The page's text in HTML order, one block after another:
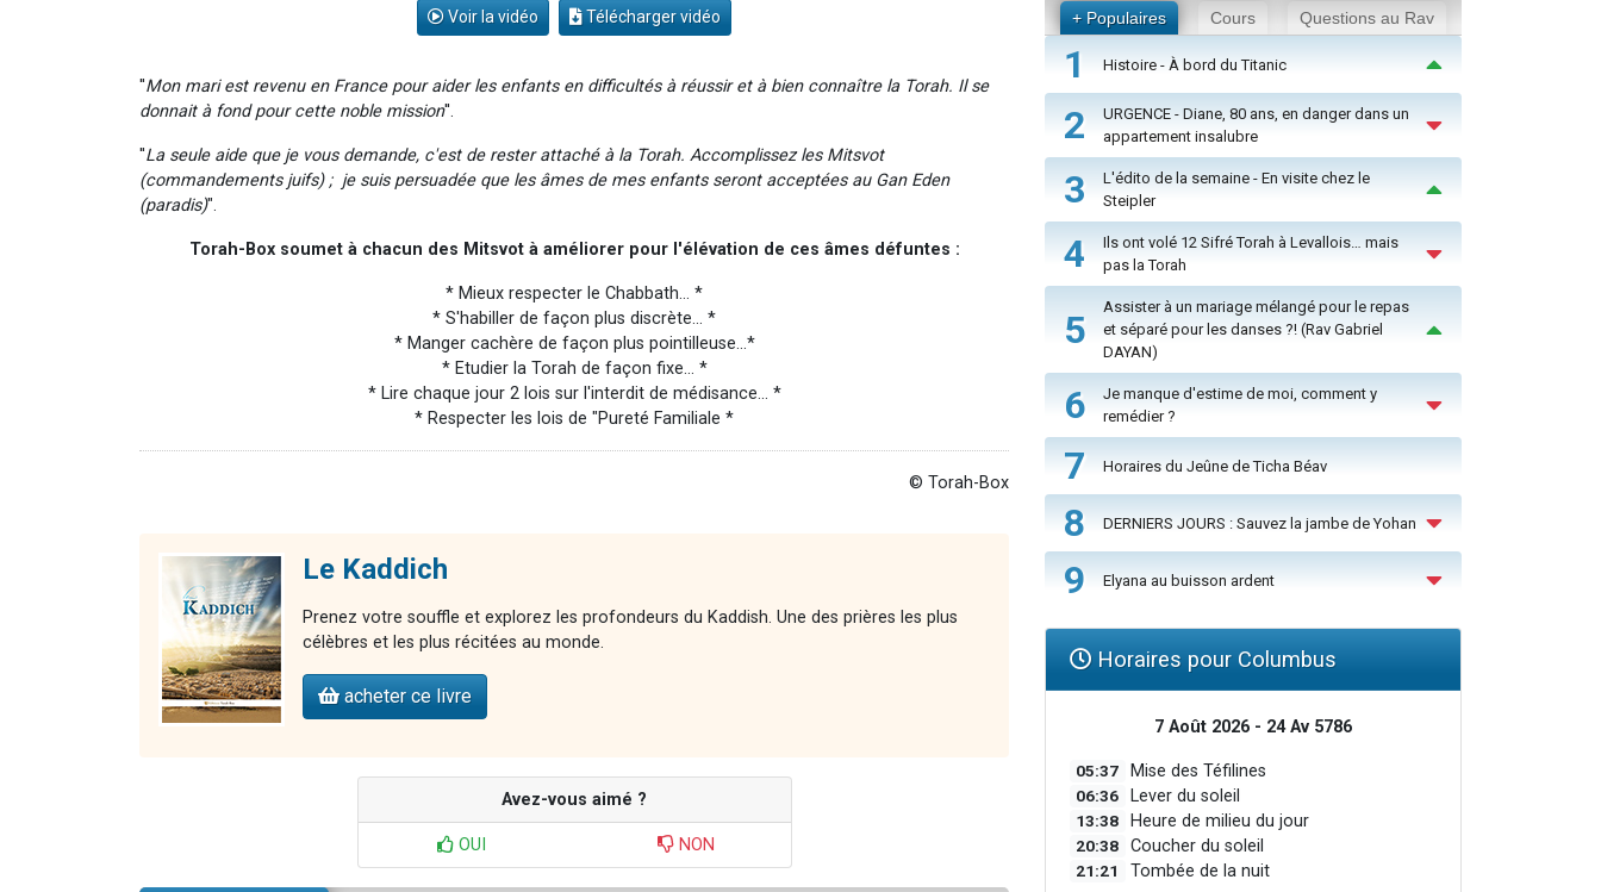
Voir la vidéo Télécharger vidéo
''Mon mari est revenu en France pour aider les enfants en difficultés à réussir et à bien connaître la Torah. Il se
donnait à fond pour cette noble mission''.
''La seule aide que je vous demande, c'est de rester attaché à la Torah. Accomplissez les Mitsvot
(commandements juifs) ; je suis persuadée que les âmes de mes enfants seront acceptées au Gan Eden
(paradis)".
Torah-Box soumet à chacun des Mitsvot à améliorer pour l'élévation de ces âmes défuntes :
* Mieux respecter le Chabbath... *
* S'habiller de façon plus discrète... *
* Manger cachère de façon plus pointilleuse...*
* Etudier la Torah de façon fixe... *
* Lire chaque jour 2 lois sur l'interdit de médisance... *
* Respecter les lois de "Pureté Familiale *
© Torah-Box
Le Kaddich
Prenez votre souffle et explorez les profondeurs du Kaddish. Une des prières les plus
célèbres et les plus récitées au monde.
acheter ce livre
Avez-vous aimé ?
OUI NON
+ Populaires Cours Questions au Rav
1 Histoire - À bord du Titanic
2
URGENCE - Diane, 80 ans, en danger dans un
appartement insalubre
3
L'édito de la semaine - En visite chez le
Steipler
4
Ils ont volé 12 Sifré Torah à Levallois… mais
pas la Torah
5
Assister à un mariage mélangé pour le repas
et séparé pour les danses ?! (Rav Gabriel
DAYAN)
6
Je manque d'estime de moi, comment y
remédier ?
7 Horaires du Jeûne de Ticha Béav
8 DERNIERS JOURS : Sauvez la jambe de Yohan
9 Elyana au buisson ardent
Horaires pour Columbus
7 Août 2026 - 24 Av 5786
05:37 Mise des Téfilines
06:36 Lever du soleil
13:38 Heure de milieu du jour
20:38 Coucher du soleil
21:21 Tombée de la nuit